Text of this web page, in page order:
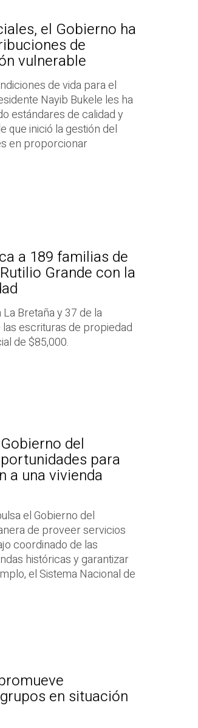
el Gobierno ha
de
vulnerable
de vida para el
Nayib Bukele les ha
estándares de calidad y
que inició la gestión del
en proporcionar
a 189 familias de
Grande con la
Bretaña y 37 de la
las escrituras de propiedad
de $85,000.
del
para
a una vivienda
el Gobierno del
de proveer servicios
coordinado de las
históricas y garantizar
el Sistema Nacional de
en situación